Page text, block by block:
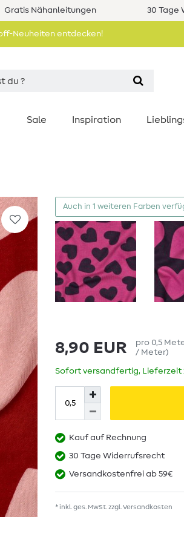
Gratis Nähanleitungen 30 Tage
Neuheiten entdecken!
Sale Inspiration
Auch in 1 weiteren Farben
8,90 EUR pro 0,5
/ Meter)
Sofort versandfertig, Lieferzeit
Kauf auf Rechnung
30 Tage Widerrufsrecht
Versandkostenfrei ab 59€
* inkl. ges. MwSt. zzgl.Versandkosten